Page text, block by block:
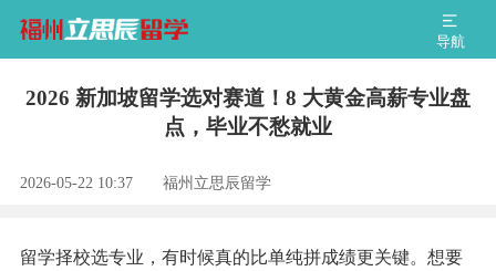
导航
2026 新加坡留学选对赛道！8 大黄金高薪专业盘
点，毕业不愁就业
2026-05-22 10:37 福州立思辰留学
留学择校选专业，有时候真的比单纯拼成绩更关键。想要